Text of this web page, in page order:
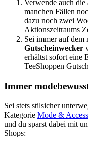
Verwende auch die
manchen Fällen
dazu noch zwei
Aktionszeitraums
Sei immer auf dem
Gutscheinwecker
erhältst sofort eine
TeeShoppen
Immer
Sei stets stilsicher
Kategorie Mode &
und du sparst dabei mit
Shops: